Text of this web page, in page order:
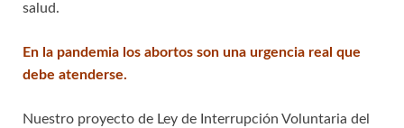
salud.
En la pandemia los abortos son una urgencia real que
debe atenderse.
Nuestro proyecto de Ley de Interrupción Voluntaria del